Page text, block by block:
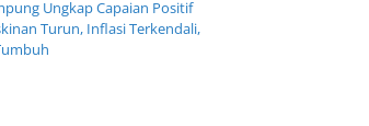
Ungkap Capaian Positif
Turun, Inflasi Terkendali,